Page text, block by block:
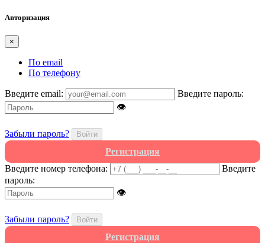
Авторизация
×
По email
По телефону
Введите email:
Введите пароль:
👁
Забыли пароль? Войти
Регистрация
Введите номер телефона:
Введите
пароль:
👁
Забыли пароль? Войти
Регистрация